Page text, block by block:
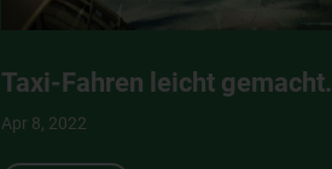
Taxi-Fahren leicht gemacht.
Apr 8, 2022